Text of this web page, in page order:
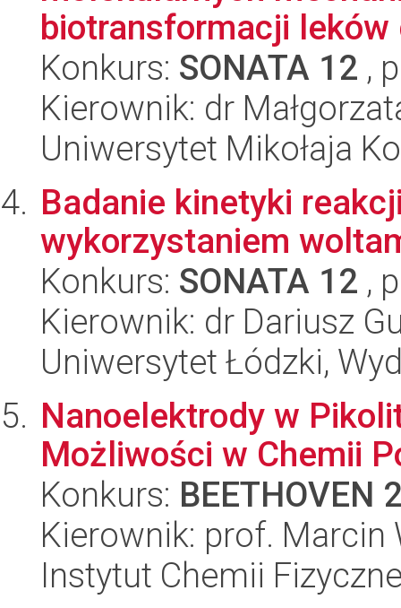
biotransformacji
Konkurs: SONATA 12 ,
Kierownik: dr
Uniwersytet Mikołaja
Badanie kinetyki
wykorzystaniem
Konkurs: SONATA 12 ,
Kierownik: dr Dariusz
Uniwersytet Łódzki,
Nanoelektrody w
Możliwości w Chemii
Konkurs: BEETHOVEN
Kierownik: prof. Marcin
Instytut Chemii